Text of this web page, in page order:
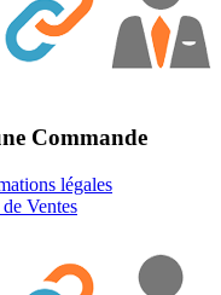
Commande
légales
Ventes